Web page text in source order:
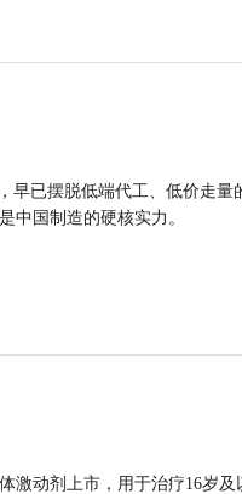
早已摆脱低端代工、低价走
中国制造的硬核实力。
激动剂上市，用于治疗16岁